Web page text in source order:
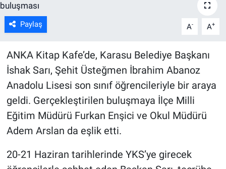
Paylaş A- A+
ANKA Kitap Kafe’de, Karasu Belediye Başkanı
İshak Sarı, Şehit Üsteğmen İbrahim Abanoz
Anadolu Lisesi son sınıf öğrencileriyle bir araya
geldi. Gerçekleştirilen buluşmaya İlçe Milli
Eğitim Müdürü Furkan Enşici ve Okul Müdürü
Adem Arslan da eşlik etti.
20-21 Haziran tarihlerinde YKS’ye girecek